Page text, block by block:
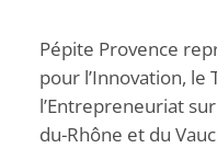
Pépite Provence
pour l’Innovation, le
l’Entrepreneuriat
du-Rhône et du